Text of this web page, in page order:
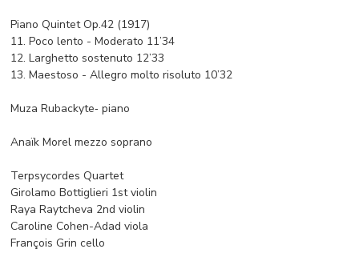
Piano Quintet Op.42 (1917)
11. Poco lento - Moderato 11’34
12. Larghetto sostenuto 12’33
13. Maestoso - Allegro molto risoluto 10’32
Mu­za Rubackyte‑ piano
Anaïk Morel mezzo soprano
Terpsycordes Quartet
Girolamo Bottiglieri 1st violin
Raya Raytcheva 2nd violin
Caroline Cohen-Adad viola
François Grin cello